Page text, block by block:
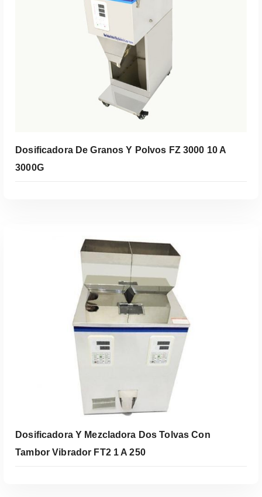
Dosificadora De Granos Y Polvos FZ 3000 10 A
3000G
Dosificadora Y Mezcladora Dos Tolvas Con
Tambor Vibrador FT2 1 A 250